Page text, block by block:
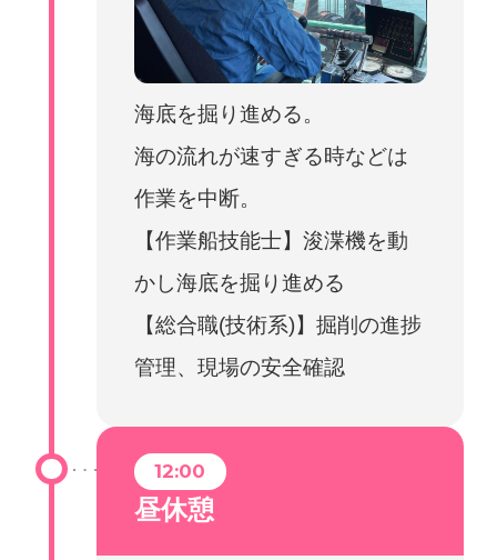
海底を掘り進める。
海の流れが速すぎる時などは
作業を中断。
【作業船技能士】浚渫機を動
かし海底を掘り進める
【総合職(技術系)】掘削の進捗
管理、現場の安全確認
12:00
昼休憩